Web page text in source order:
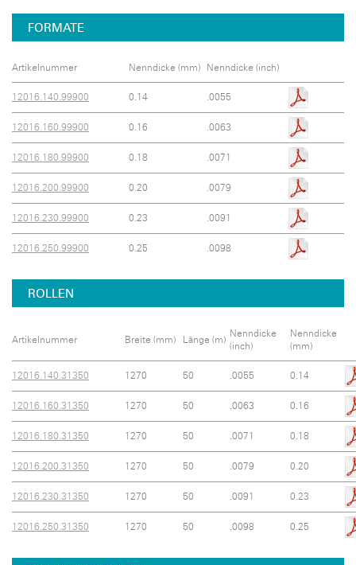
FORMATE
Artikelnummer Nenndicke (mm) Nenndicke (inch)
12016.140.99900 0.14 .0055
12016.160.99900 0.16 .0063
12016.180.99900 0.18 .0071
12016.200.99900 0.20 .0079
12016.230.99900 0.23 .0091
12016.250.99900 0.25 .0098
ROLLEN
Artikelnummer Breite (mm) Länge (m)
Nenndicke
(inch)
Nenndicke
(mm)
12016.140.31350 1270 50 .0055 0.14
12016.160.31350 1270 50 .0063 0.16
12016.180.31350 1270 50 .0071 0.18
12016.200.31350 1270 50 .0079 0.20
12016.230.31350 1270 50 .0091 0.23
12016.250.31350 1270 50 .0098 0.25